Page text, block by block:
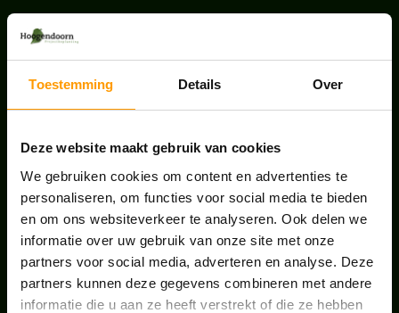
Toestemming Details Over
Deze website maakt gebruik van cookies
We gebruiken cookies om content en advertenties te
personaliseren, om functies voor social media te bieden
en om ons websiteverkeer te analyseren. Ook delen we
informatie over uw gebruik van onze site met onze
partners voor social media, adverteren en analyse. Deze
partners kunnen deze gegevens combineren met andere
informatie die u aan ze heeft verstrekt of die ze hebben
ONS TEAM GROEIT VERDER
HANDIGE LINKS
Office plants